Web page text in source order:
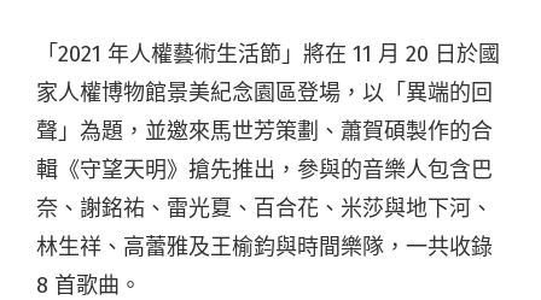
「2021 年人權藝術生活節」將在 11 月 20 日於國
家人權博物館景美紀念園區登場，以「異端的回
聲」為題，並邀來馬世芳策劃、蕭賀碩製作的合
輯《守望天明》搶先推出，參與的音樂人包含巴
奈、謝銘祐、雷光夏、百合花、米莎與地下河、
林生祥、高蕾雅及王榆鈞與時間樂隊，一共收錄
8 首歌曲。